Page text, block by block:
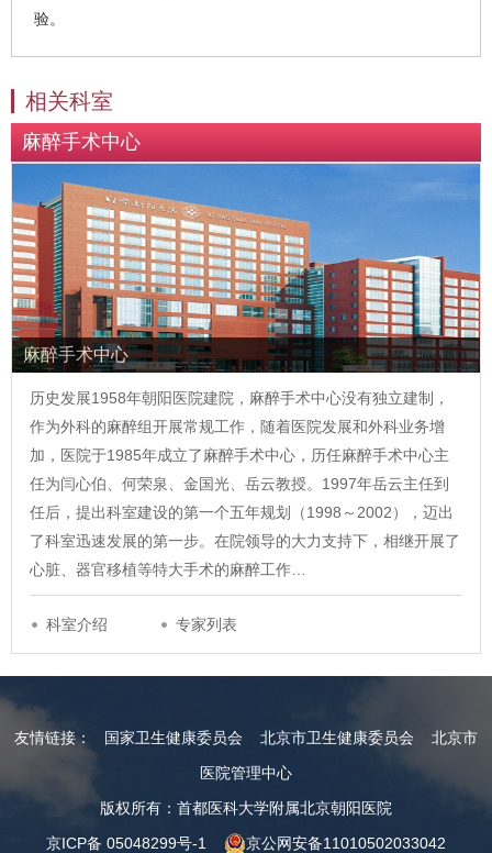
验。
相关科室
麻醉手术中心
麻醉手术中心
历史发展1958年朝阳医院建院，麻醉手术中心没有独立建制，
作为外科的麻醉组开展常规工作，随着医院发展和外科业务增
加，医院于1985年成立了麻醉手术中心，历任麻醉手术中心主
任为闫心伯、何荣泉、金国光、岳云教授。1997年岳云主任到
任后，提出科室建设的第一个五年规划（1998～2002），迈出
了科室迅速发展的第一步。在院领导的大力支持下，相继开展了
心脏、器官移植等特大手术的麻醉工作…
科室介绍 专家列表
友情链接： 国家卫生健康委员会 北京市卫生健康委员会
北京市
医院管理中心
版权所有：首都医科大学附属北京朝阳医院
京ICP备 05048299号-1
京公网安备11010502033042